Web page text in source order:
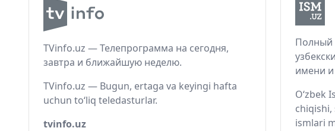
TVinfo.uz — Телепрограмма на сегодня,
завтра и ближайшую неделю.
TVinfo.uz — Bugun, ertaga va keyingi hafta
uchun to‘liq teledasturlar.
tvinfo.uz
Полный
имени
O‘zbek
chiqishi,
ismlari